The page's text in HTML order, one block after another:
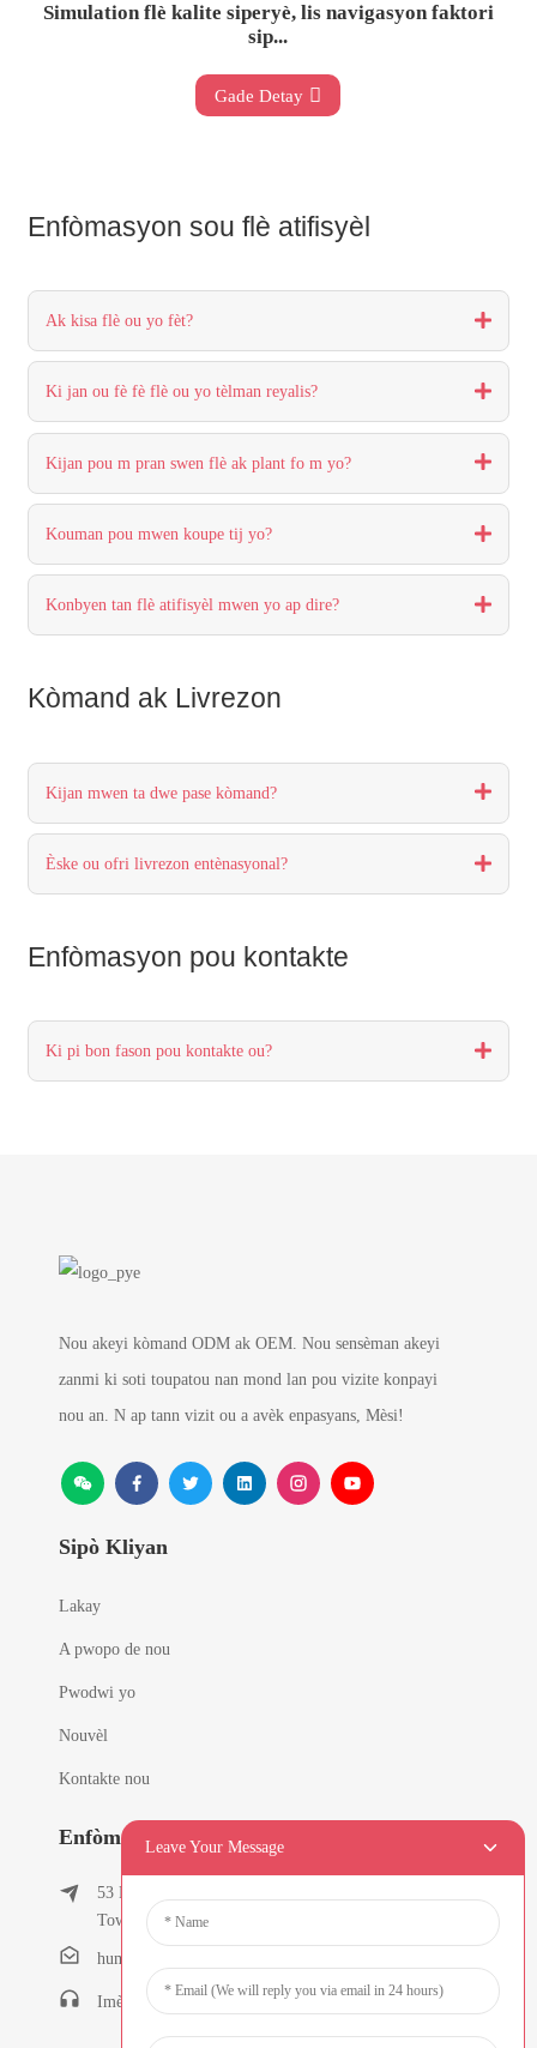
Simulation flè kalite siperyè, lis navigasyon faktori
sip...
Gade Detay
Enfòmasyon sou flè atifisyèl
Ak kisa flè ou yo fèt?
Ki jan ou fè fè flè ou yo tèlman reyalis?
Kijan pou m pran swen flè ak plant fo m yo?
Kouman pou mwen koupe tij yo?
Konbyen tan flè atifisyèl mwen yo ap dire?
Kòmand ak Livrezon
Kijan mwen ta dwe pase kòmand?
Èske ou ofri livrezon entènasyonal?
Enfòmasyon pou kontakte
Ki pi bon fason pou kontakte ou?
Nou akeyi kòmand ODM ak OEM. Nou sensèman akeyi
zanmi ki soti toupatou nan mond lan pou vizite konpayi
nou an. N ap tann vizit ou a avèk enpasyans, Mèsi!
Sipò Kliyan
Lakay
A pwopo de nou
Pwodwi yo
Nouvèl
Kontakte nou
Enfòmasyon Pou Kontakte
53 East Chunfeng Road, Tielukeng Village, Qishi
Town, Dongguan, Guangdong, Lachin
humanlu@foxmail.com
Imèn: +86-15818288461
Leave Your Message